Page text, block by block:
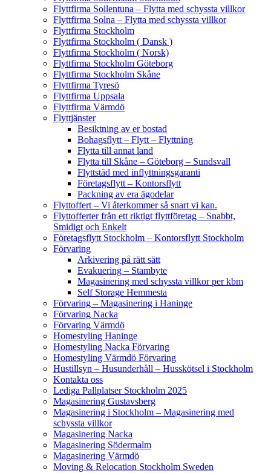
Flyttfirma Sollentuna – Flytta med schyssta villkor
Flyttfirma Solna – Flytta med schyssta villkor
Flyttfirma Stockholm
Flyttfirma Stockholm ( Dansk )
Flyttfirma Stockholm ( Norsk)
Flyttfirma Stockholm Göteborg
Flyttfirma Stockholm Skåne
Flyttfirma Tyresö
Flyttfirma Uppsala
Flyttfirma Värmdö
Flyttjänster
Besiktning av er bostad
Bohagsflytt – Flytt – Flyttning
Flytta till annat land
Flytta till Skåne – Göteborg – Sundsvall
Flyttstäd med inflyttningsgaranti
Företagsflytt – Kontorsflytt
Packning av era ägodelar
Flyttoffert – Vi återkommer så snart vi kan.
Flyttofferter från ett riktigt flyttföretag – Snabbt,
Smidigt och Enkelt
Företagsflytt Stockholm – Kontorsflytt Stockholm
Förvaring
Arkivering på rätt sätt
Evakuering – Stambyte
Magasinering med schyssta villkor per kbm
Self Storage Hemmesta
Förvaring – Magasinering i Haninge
Förvaring Nacka
Förvaring Värmdö
Homestyling Haninge
Homestyling Nacka Förvaring
Homestyling Värmdö Förvaring
Hustillsyn – Husunderhåll – Husskötsel i Stockholm
Kontakta oss
Lediga Pallplatser Stockholm 2025
Magasinering Gustavsberg
Magasinering i Stockholm – Magasinering med
schyssta villkor
Magasinering Nacka
Magasinering Södermalm
Magasinering Värmdö
Moving & Relocation Stockholm Sweden